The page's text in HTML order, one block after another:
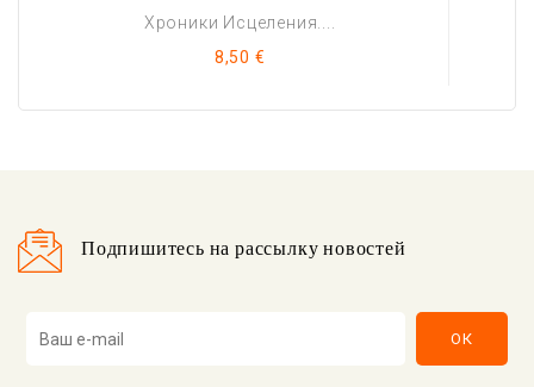
Хроники Исцеления....
Цена
8,50 €
Подпишитесь на рассылку новостей